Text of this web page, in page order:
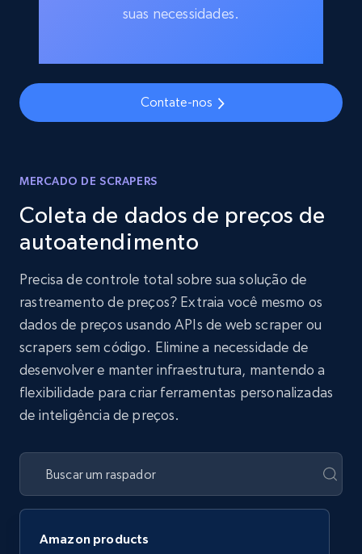
suas necessidades.
Contate-nos
MERCADO DE SCRAPERS
Coleta de dados de preços de
autoatendimento
Precisa de controle total sobre sua solução de
rastreamento de preços? Extraia você mesmo os
dados de preços usando APIs de web scraper ou
scrapers sem código. Elimine a necessidade de
desenvolver e manter infraestrutura, mantendo a
flexibilidade para criar ferramentas personalizadas
de inteligência de preços.
Amazon products